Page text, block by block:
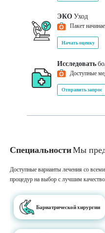
ЭКОУход
Пакет
Начать оценку
Исследовать
Доступные
Отправить запрос
СпециальностиМы
Доступные варианты лечения со
процедур на выбор с лучшим
Бариатрической хирургии